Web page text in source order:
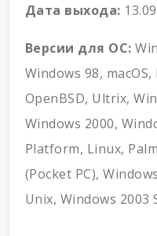
Дата выхода:
Версии для ОС:
Windows 98, macOS,
OpenBSD, Ultrix,
Windows 2000,
Platform, Linux,
(Pocket PC),
Unix, Windows 2003